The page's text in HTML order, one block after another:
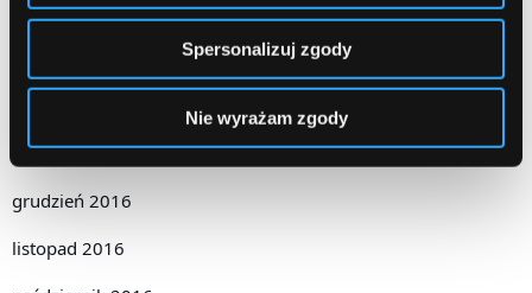
Spersonalizuj zgody
Nie wyrażam zgody
kwiecień 2017
styczeń 2017
grudzień 2016
listopad 2016